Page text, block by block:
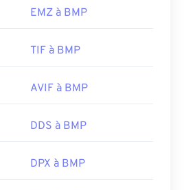
EMZ à BMP
TIF à BMP
AVIF à BMP
DDS à BMP
DPX à BMP